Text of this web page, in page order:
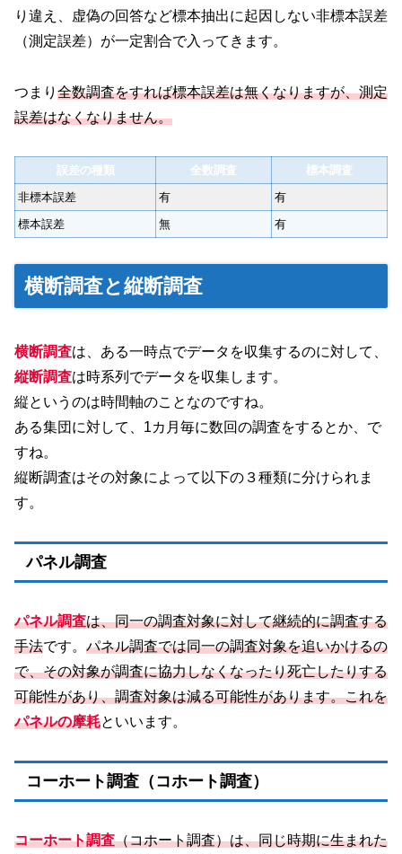
り違え、虚偽の回答など標本抽出に起因しない非標本誤差
（測定誤差）が一定割合で入ってきます。
つまり 全数調査をすれば標本誤差は無くなりますが、測定
誤差はなくなりません。
誤差の種類 全数調査
標本調査
非標本誤差
有
有
標本誤差
無 有
横断調査と縦断調査
横断調査は、ある一時点でデータを収集するのに対して、
縦断調査は時系列でデータを収集します。
縦というのは時間軸のことなのですね。
ある集団に対して、1カ月毎に数回の調査をするとか、で
すね。
縦断調査はその対象によって以下の３種類に分けられま
す。
パネル調査
パネル調査は、同一の調査対象に対して継続的に調査する
手法です。 パネル調査では同一の調査対象を追いかけるの
で、その対象が調査に協力しなくなったり死亡したりする
可能性があり、調査対象は減る可能性があります。これを
パネルの摩耗といいます。
コーホート調査（コホート調査）
コーホート調査（コホート調査）は、同じ時期に生まれた